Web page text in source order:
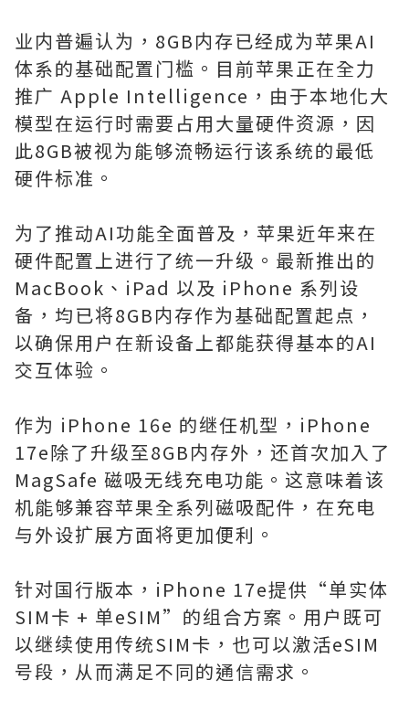
业内普遍认为，8GB内存已经成为苹果AI
体系的基础配置门槛。目前苹果正在全力
推广 Apple Intelligence，由于本地化大
模型在运行时需要占用大量硬件资源，因
此8GB被视为能够流畅运行该系统的最低
硬件标准。
为了推动AI功能全面普及，苹果近年来在
硬件配置上进行了统一升级。最新推出的
MacBook、iPad 以及 iPhone 系列设
备，均已将8GB内存作为基础配置起点，
以确保用户在新设备上都能获得基本的AI
交互体验。
作为 iPhone 16e 的继任机型，iPhone
17e除了升级至8GB内存外，还首次加入了
MagSafe 磁吸无线充电功能。这意味着该
机能够兼容苹果全系列磁吸配件，在充电
与外设扩展方面将更加便利。
针对国行版本，iPhone 17e提供“单实体
SIM卡 + 单eSIM”的组合方案。用户既可
以继续使用传统SIM卡，也可以激活eSIM
号段，从而满足不同的通信需求。